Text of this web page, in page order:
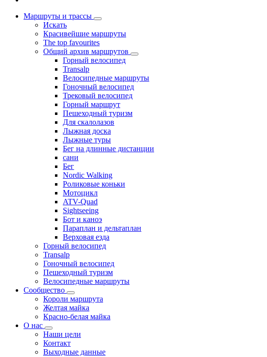
Маршруты и трассы
Искать
Красивейшие маршруты
The top favourites
Общий архив маршрутов
Горный велосипед
Transalp
Велосипедные маршруты
Гоночный велосипед
Трековый велосипед
Горный маршрут
Пешеходный туризм
Для скалолазов
Лыжная доска
Лыжные туры
Бег на длинные дистанции
сани
Бег
Nordic Walking
Роликовые коньки
Мотоцикл
ATV-Quad
Sightseeing
Бот и каноэ
Параплан и дельтаплан
Верховая езда
Горный велосипед
Transalp
Гоночный велосипед
Пешеходный туризм
Велосипедные маршруты
Сообщество
Короли маршрута
Желтая майка
Красно-белая майка
О нас
Наши цели
Контакт
Выходные данные